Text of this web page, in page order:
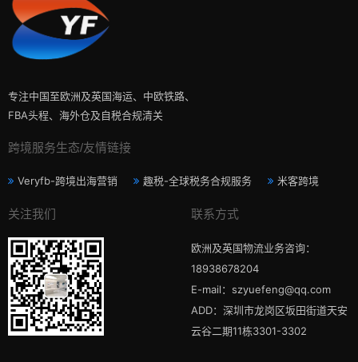
专注中国至欧洲及英国海运、中欧铁路、
FBA头程、海外仓及自税合规清关
跨境服务生态/友情链接
Veryfb-跨境出海营销 趣税-全球税务合规服务 米客跨境
关注我们 联系方式
欧洲及英国物流业务咨询：
18938678204
E-mail：szyuefeng@qq.com
ADD：深圳市龙岗区坂田街道天安
云谷二期11栋3301-3302